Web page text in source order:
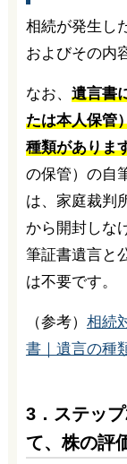
相続が発生し
およびその内
なお、 遺言書
たは本人保管
種類がありま
の保管）の自
は、家庭裁判
から開封しな
筆証書遺言と
は不要です。
（参考） 相続
書｜遺言の種
3．ステッ
て、株の評